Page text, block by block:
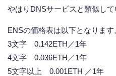
やはりDNSサービスと類似して
ENSの価格表は以下となります
3文字 0.142ETH／1年
4文字 0.036ETH／1年
5文字以上 0.001ETH ／1年